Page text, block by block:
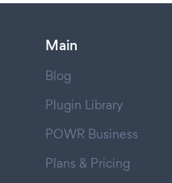
Main
Blog
Plugin Library
POWR Business
Plans & Pricing